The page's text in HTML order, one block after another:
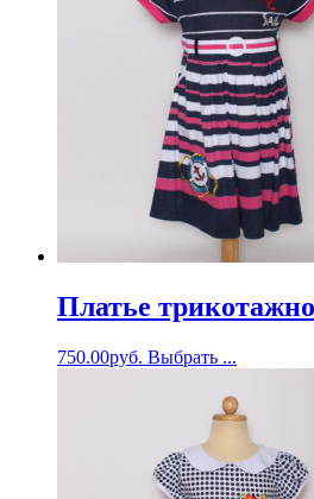
Платье
750.00руб. Выбрать ...